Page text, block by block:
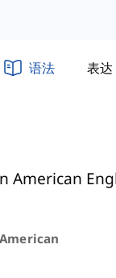
语法 表达
American